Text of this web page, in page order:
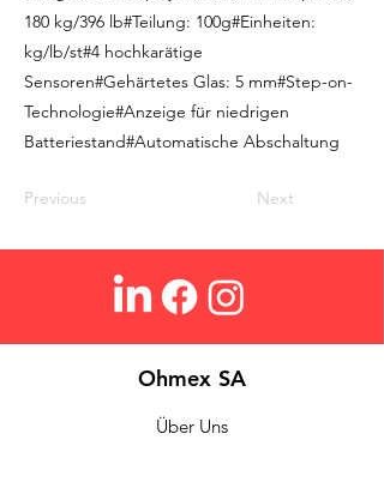
180 kg/396 lb#Teilung: 100g#Einheiten:
kg/lb/st#4 hochkarätige
Sensoren#Gehärtetes Glas: 5 mm#Step-on-
Technologie#Anzeige für niedrigen
Batteriestand#Automatische Abschaltung
Previous Next
Ohmex SA
Über Uns